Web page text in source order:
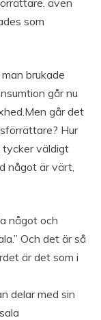
även
som
brukade
går nu
går det
Hur
tycker väldigt
något är värt,
något och
Och det är så
är det som i
delar med sin